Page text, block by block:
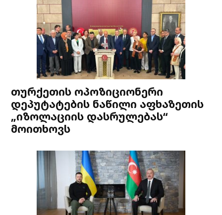
თურქეთის ოპოზიციონერი
დეპუტატების ნაწილი აფხაზეთის
„იზოლაციის დასრულებას“
მოითხოვს